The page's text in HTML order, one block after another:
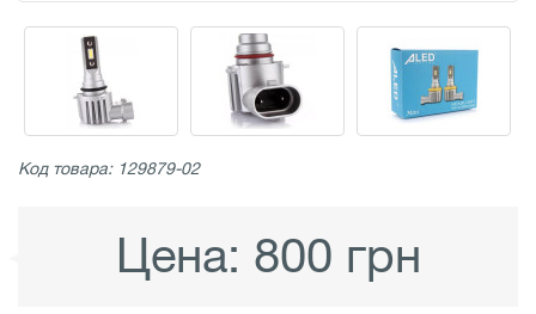
Код товара: 129879-02
Цена: 800 грн